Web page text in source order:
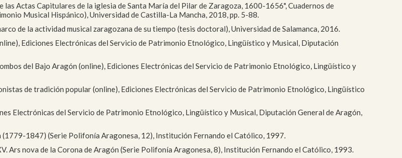
las Actas Capitulares de la iglesia de Santa María del Pilar de Zaragoza, 1600-1656", Cuadernos de
Musical Hispánico), Universidad de Castilla-La Mancha, 2018, pp. 5-88.
de la actividad musical zaragozana de su tiempo (tesis doctoral), Universidad de Salamanca, 2016.
Ediciones Electrónicas del Servicio de Patrimonio Etnológico, Lingüístico y Musical, Diputación
del Bajo Aragón (online), Ediciones Electrónicas del Servicio de Patrimonio Etnológico, Lingüístico y
de tradición popular (online), Ediciones Electrónicas del Servicio de Patrimonio Etnológico, Lingüístico
Electrónicas del Servicio de Patrimonio Etnológico, Lingüístico y Musical, Diputación General de Aragón,
1847) (Serie Polifonía Aragonesa, 12), Institución Fernando el Católico, 1997.
Ars nova de la Corona de Aragón (Serie Polifonía Aragonesa, 8), Institución Fernando el Católico, 1993.